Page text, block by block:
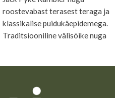
roostevabast terasest teraga ja
klassikalise puidukäepidemega.
Traditsiooniline välisõike nuga